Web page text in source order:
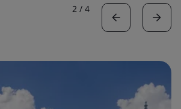
2 / 4